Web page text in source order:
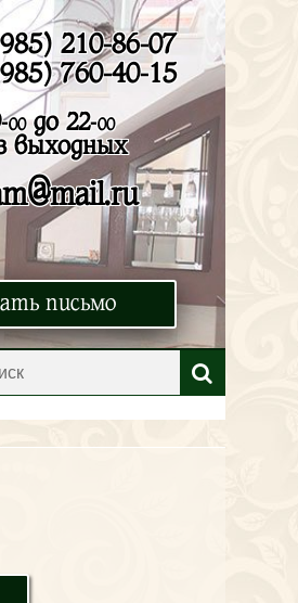
210-86-07
760-40-15
00до 22-00
выходных
@mail.ru
письмо